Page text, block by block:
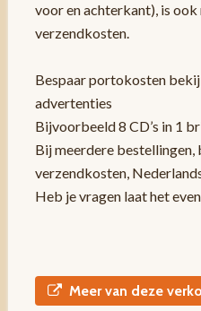
voor en achterkant), is
verzendkosten.
Bespaar portokosten
advertenties
Bijvoorbeeld 8 CD’s in 1
Bij meerdere bestellingen,
verzendkosten,
Heb je vragen laat het
Meer van deze